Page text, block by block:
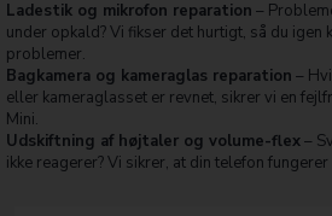
Ladestik og mikrofon reparation –
under opkald? Vi fikser det hurtigt, så du igen
problemer.
Bagkamera og kameraglas reparation –
eller kameraglasset er revnet, sikrer vi en
Mini.
Udskiftning af højtaler og volume-flex–
ikke reagerer? Vi sikrer, at din telefon